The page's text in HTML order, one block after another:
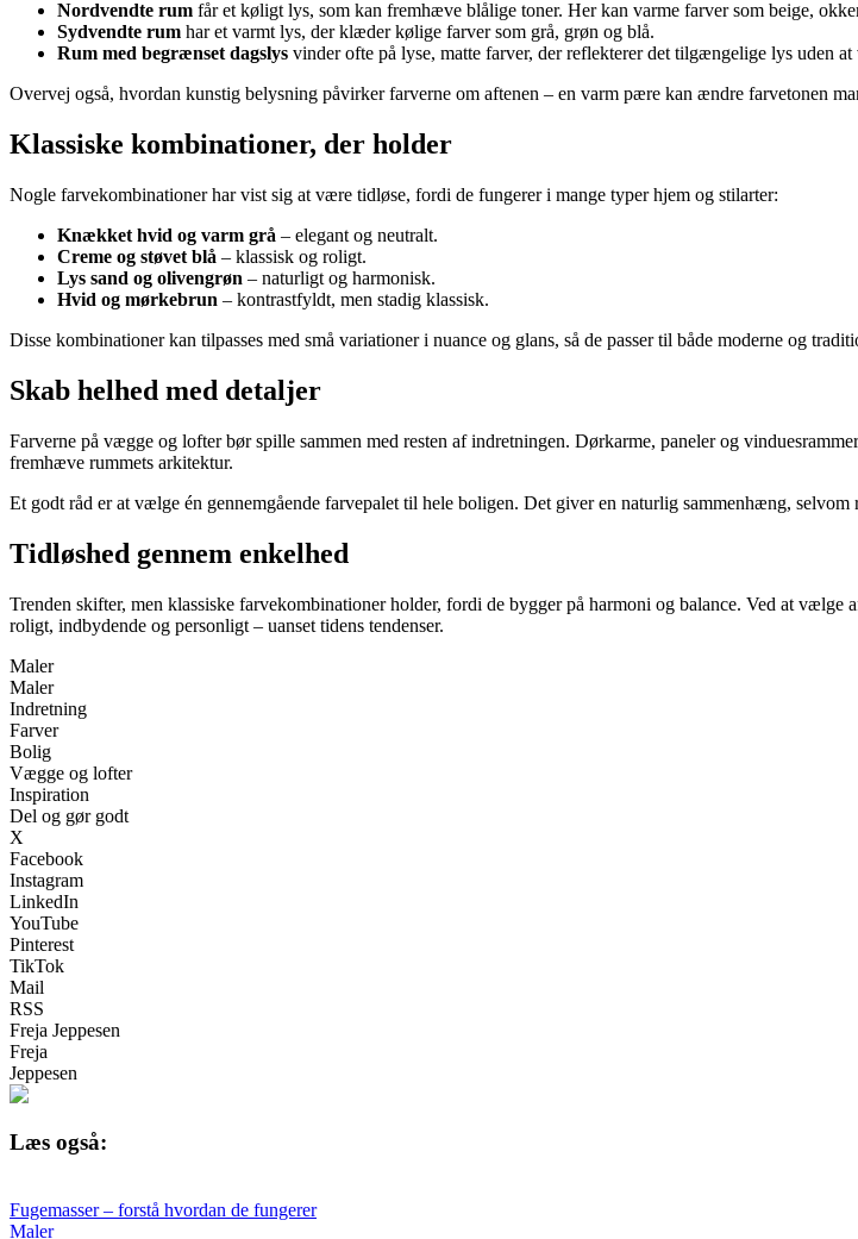
Nordvendte rum får et køligt lys, som kan fremhæve blålige toner. Her kan varme farver som beige,
Sydvendte rum har et varmt lys, der klæder kølige farver som grå, grøn og blå.
Rum med begrænset dagslys vinder ofte på lyse, matte farver, der reflekterer det tilgængelige lys uden at
Overvej også, hvordan kunstig belysning påvirker farverne om aftenen – en varm pære kan ændre farvetonen
Klassiske kombinationer, der holder
Nogle farvekombinationer har vist sig at være tidløse, fordi de fungerer i mange typer hjem og stilarter:
Knækket hvid og varm grå – elegant og neutralt.
Creme og støvet blå – klassisk og roligt.
Lys sand og olivengrøn – naturligt og harmonisk.
Hvid og mørkebrun – kontrastfyldt, men stadig klassisk.
Disse kombinationer kan tilpasses med små variationer i nuance og glans, så de passer til både moderne og
Skab helhed med detaljer
Farverne på vægge og lofter bør spille sammen med resten af indretningen. Dørkarme, paneler og
fremhæve rummets arkitektur.
Et godt råd er at vælge én gennemgående farvepalet til hele boligen. Det giver en naturlig sammenhæng,
Tidløshed gennem enkelhed
Trenden skifter, men klassiske farvekombinationer holder, fordi de bygger på harmoni og balance. Ved at
roligt, indbydende og personligt – uanset tidens tendenser.
Maler
Maler
Indretning
Farver
Bolig
Vægge og lofter
Inspiration
Del og gør godt
X
Facebook
Instagram
LinkedIn
YouTube
Pinterest
TikTok
Mail
RSS
Freja Jeppesen
Freja
Jeppesen
Læs også:
Fugemasser – forstå hvordan de fungerer
Maler